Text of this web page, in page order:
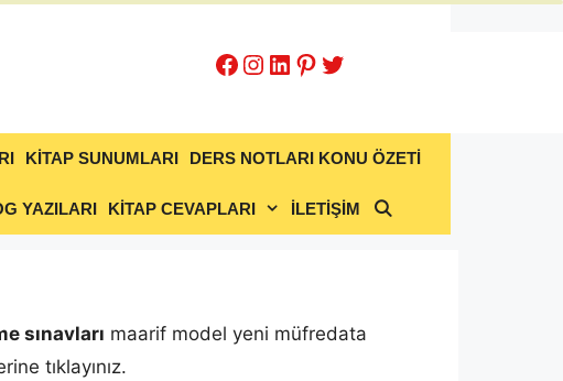
Facebook
Instagram
LinkedIn
Pinterest
Twitter
KİTAP SUNUMLARI DERS NOTLARI KONU ÖZETİ
YAZILARI KİTAP CEVAPLARI İLETİŞİM
sınavları maarif model yeni müfredata
tıklayınız.